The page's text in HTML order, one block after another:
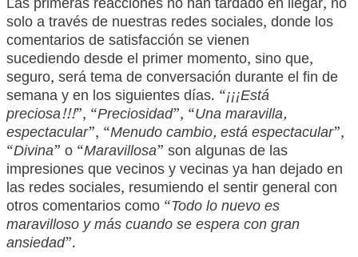
Las primeras reacciones no han tardado en llegar, no
solo a través de nuestras redes sociales, donde los
comentarios de satisfacción se vienen
sucediendo desde el primer momento, sino que,
seguro, será tema de conversación durante el fin de
semana y en los siguientes días. “¡¡¡Está
preciosa!!!”, “Preciosidad”, “Una maravilla,
espectacular”, “Menudo cambio, está espectacular”,
“Divina” o “Maravillosa” son algunas de las
impresiones que vecinos y vecinas ya han dejado en
las redes sociales, resumiendo el sentir general con
otros comentarios como “Todo lo nuevo es
maravilloso y más cuando se espera con gran
ansiedad”.